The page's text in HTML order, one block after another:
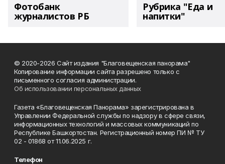
Фотобанк
журналистов РБ
Рубрика "Еда и
напитки"
© 2020-2026 Сайт издания "Благовещенская панорама"
Копирование информации сайта разрешено только с
письменного согласия администрации.
Об использовании персональных данных
Газета «Благовещенская Панорама» зарегистрирована в
Управлении Федеральной службы по надзору в сфере связи,
информационных технологий и массовых коммуникаций по
Республике Башкортостан. Регистрационный номер ПИ № ТУ
02 - 01868 от 11.06.2025 г.
Телефон